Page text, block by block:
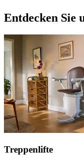
Entdecken Sie
Treppenlifte